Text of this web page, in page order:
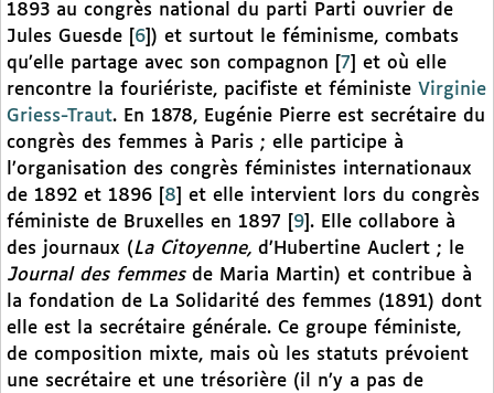
1893 au congrès national du parti Parti ouvrier de
Jules Guesde
6 ) et surtout le féminisme, combats
qu’elle partage avec son compagnon
7
et où elle
rencontre la fouriériste, pacifiste et féministe Virginie
Griess-Traut. En 1878, Eugénie Pierre est secrétaire du
congrès des femmes à Paris ; elle participe à
l’organisation des congrès féministes internationaux
de 1892 et 1896
8
et elle intervient lors du congrès
féministe de Bruxelles en 1897
9 . Elle collabore à
des journaux (La Citoyenne, d’Hubertine Auclert ; le
Journal des femmesde Maria Martin) et contribue à
la fondation de La Solidarité des femmes (1891) dont
elle est la secrétaire générale. Ce groupe féministe,
de composition mixte, mais où les statuts prévoient
une secrétaire et une trésorière (il n’y a pas de